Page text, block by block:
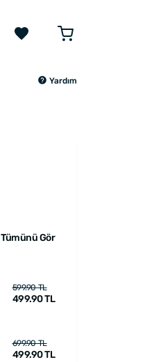
Yardım
Tümünü Gör
599.90 TL
499.90 TL
699.90 TL
499.90 TL